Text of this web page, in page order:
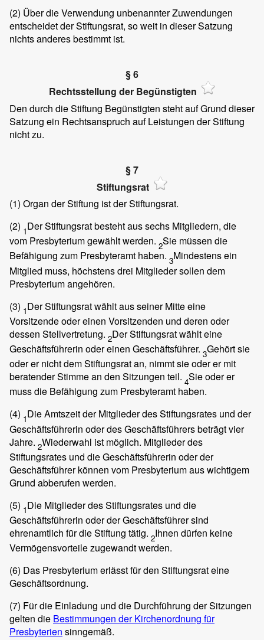
(2) Über die Verwendung unbenannter Zuwendungen
entscheidet der Stiftungsrat, so weit in dieser Satzung
nichts anderes bestimmt ist.
§ 6
Rechtsstellung der Begünstigten
Den durch die Stiftung Begünstigten steht auf Grund dieser
Satzung ein Rechtsanspruch auf Leistungen der Stiftung
nicht zu.
§ 7
Stiftungsrat
(1) Organ der Stiftung ist der Stiftungsrat.
(2) 1Der Stiftungsrat besteht aus sechs Mitgliedern, die
vom Presbyterium gewählt werden. 2Sie müssen die
Befähigung zum Presbyteramt haben. 3Mindestens ein
Mitglied muss, höchstens drei Mitglieder sollen dem
Presbyterium angehören.
(3) 1Der Stiftungsrat wählt aus seiner Mitte eine
Vorsitzende oder einen Vorsitzenden und deren oder
dessen Stellvertretung. 2Der Stiftungsrat wählt eine
Geschäftsführerin oder einen Geschäftsführer. 3Gehört sie
oder er nicht dem Stiftungsrat an, nimmt sie oder er mit
beratender Stimme an den Sitzungen teil. 4Sie oder er
muss die Befähigung zum Presbyteramt haben.
(4) 1Die Amtszeit der Mitglieder des Stiftungsrates und der
Geschäftsführerin oder des Geschäftsführers beträgt vier
Jahre. 2Wiederwahl ist möglich. Mitglieder des
Stiftungsrates und die Geschäftsführerin oder der
Geschäftsführer können vom Presbyterium aus wichtigem
Grund abberufen werden.
(5) 1Die Mitglieder des Stiftungsrates und die
Geschäftsführerin oder der Geschäftsführer sind
ehrenamtlich für die Stiftung tätig. 2Ihnen dürfen keine
Vermögensvorteile zugewandt werden.
(6) Das Presbyterium erlässt für den Stiftungsrat eine
Geschäftsordnung.
(7) Für die Einladung und die Durchführung der Sitzungen
gelten die Bestimmungen der Kirchenordnung für
Presbyterien sinngemäß.